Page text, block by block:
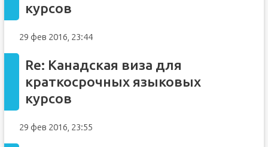
курсов
29 фев 2016, 23:44
Re: Канадская виза для
краткосрочных языковых
курсов
29 фев 2016, 23:55